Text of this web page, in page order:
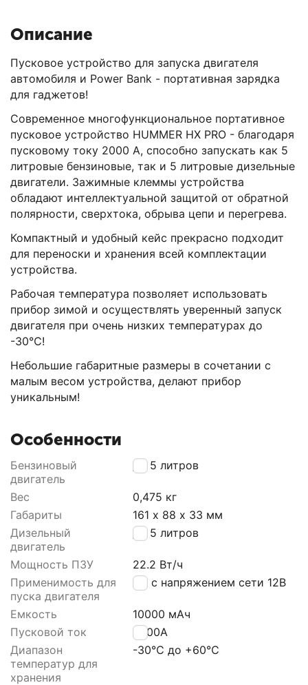
Описание
Пусковое устройство для запуска двигателя
автомобиля и Power Bank - портативная зарядка
для гаджетов!
Современное многофункциональное портативное
пусковое устройство HUMMER HX PRO - благодаря
пусковому току 2000 А, способно запускать как 5
литровые бензиновые, так и 5 литровые дизельные
двигатели. Зажимные клеммы устройства
обладают интеллектуальной защитой от обратной
полярности, сверхтока, обрыва цепи и перегрева.
Компактный и удобный кейс прекрасно подходит
для переноски и хранения всей комплектации
устройства.
Рабочая температура позволяет использовать
прибор зимой и осуществлять уверенный запуск
двигателя при очень низких температурах до
-30℃!
Небольшие габаритные размеры в сочетании с
малым весом устройства, делают прибор
уникальным!
Особенности
Бензиновый
двигатель
до 5 литров
Вес
0,475 кг
Габариты
161 х 88 х 33 мм
Дизельный
двигатель
до 5 литров
Мощность ПЗУ
22.2 Вт/ч
Применимость для
пуска двигателя
ТС с напряжением сети 12В
Емкость
10000 мАч
Пусковой ток
2000A
Диапазон
температур для
хранения
-30℃ до +60℃